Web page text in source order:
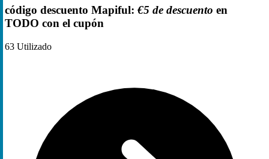
código descuento Mapiful: €5 de descuento en
TODO con el cupón
63 Utilizado